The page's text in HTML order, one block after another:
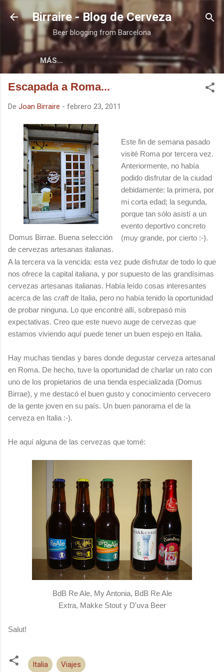
Ir al contenido principal
Birraire - Blog de Cerveza
Beer blogging from Barcelona
MÁS…
Escapada a Roma...
De Joan Birraire - febrero 23, 2011
Domus Birrae. Buena selección
de cervezas artesanas italianas.
Este fin de semana pasado
visité Roma por tercera vez.
Anteriormente, no había
podido disfrutar de la ciudad
debidamente: la primera, por
mi corta edad; la segunda,
porque tan sólo asistí a un
evento deportivo concreto
(muy grande, por cierto :-).
A la tercera va la vencida: esta vez pude disfrutar de todo lo que
nos ofrece la capital italiana, y por supuesto de las grandísimas
cervezas artesanas italianas. Había leído cosas interesantes
acerca de las craftde Italia, pero no había tenido la oportunidad
de probar ninguna. Lo que encontré allí, sobrepasó mis
expectativas. Creo que este nuevo auge de cervezas que
estamos viviendo aquí puede tener un buen espejo en Italia.
Hay muchas tiendas y bares donde degustar cerveza artesanal
en Roma. De hecho, tuve la oportunidad de charlar un rato con
uno de los propietarios de una tienda especializada (Domus
Birrae), y me destacó el buen gusto y conocimiento cervecero
de la gente joven en su país. Un buen panorama el de la
cerveza en Italia :-).
He aquí alguna de las cervezas que tomé:
BdB Re Ale, My Antonia, BdB Re Ale
Extra, Makke Stout y D'uva Beer
Salut!
Italia Viajes